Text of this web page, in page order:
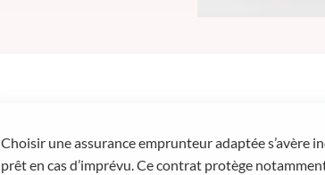
Choisir une assurance emprunteur adaptée s’avère
prêt en cas d’imprévu. Ce contrat protège